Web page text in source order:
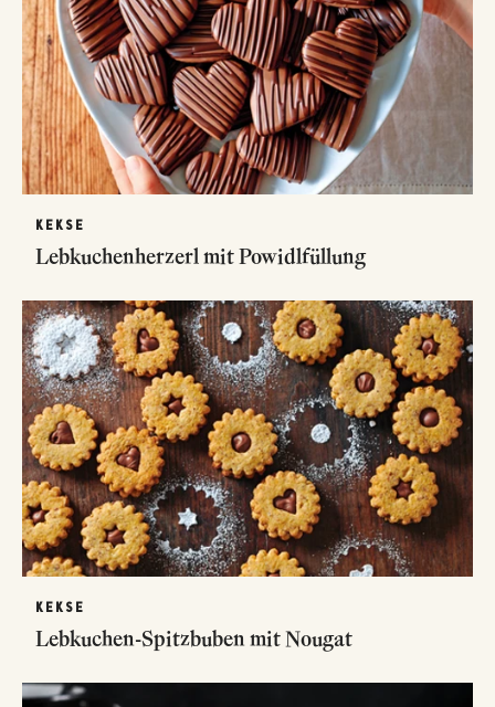
KEKSE
Lebkuchenherzerl mit Powidlfüllung
KEKSE
Lebkuchen-Spitzbuben mit Nougat